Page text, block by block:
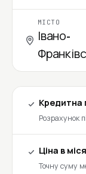
МІСТО
Івано-
Кредитна
Розрахунок
Ціна в
Точну суму